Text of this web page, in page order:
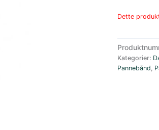
Dette
Kategorier:
Pannebånd,